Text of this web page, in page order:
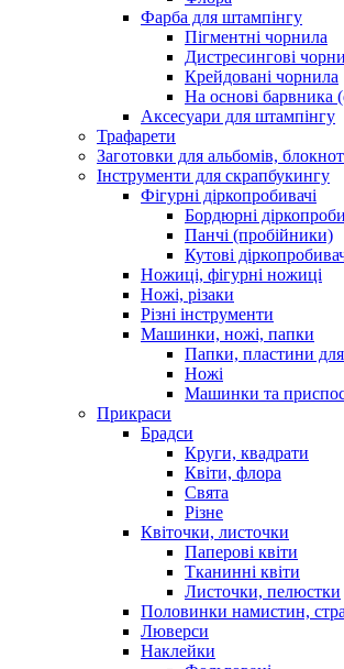
Фарба для штампінгу
Пігментні чорнила
Дистресингові
Крейдовані чорнила
На основі барвника
Аксесуари для штампінгу
Трафарети
Заготовки для альбомів,
Інструменти для скрапбукингу
Фігурні діркопробивачі
Бордюрні
Панчі (пробійники)
Кутові
Ножиці, фігурні ножиці
Ножі, різаки
Різні інструменти
Машинки, ножі, папки
Папки, пластини
Ножі
Машинки та
Прикраси
Брадси
Круги, квадрати
Квіти, флора
Свята
Різне
Квіточки, листочки
Паперові квіти
Тканинні квіти
Листочки, пелюстки
Половинки намистин,
Люверси
Наклейки